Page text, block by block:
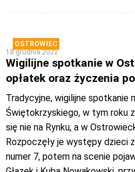
OSTROWIEC
18 grudnia 2022
Wigilijne spotkanie w
opłatek oraz życzenia
Tradycyjne, wigilijne spotkanie
Świętokrzyskiego, w tym roku
się nie na Rynku, a w
Rozpoczęły je występy dzieci
numer 7, potem na scenie